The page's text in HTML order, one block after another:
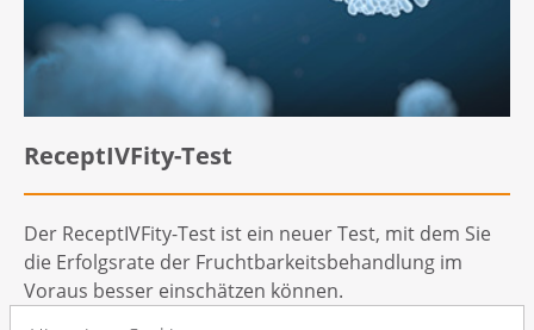
ReceptIVFity-Test
Der ReceptIVFity-Test ist ein neuer Test, mit dem Sie
die Erfolgsrate der Fruchtbarkeitsbehandlung im
Voraus besser einschätzen können.